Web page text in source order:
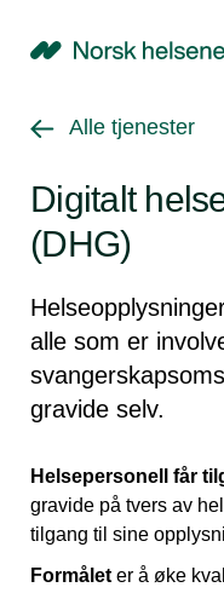
NHN
Gå tilbake til
Alle tjenester
Digitalt
(DHG)
alle som er
gravide selv.
Helsepersonell får
gravide på tvers av
tilgang til sine
Formålet er å øke